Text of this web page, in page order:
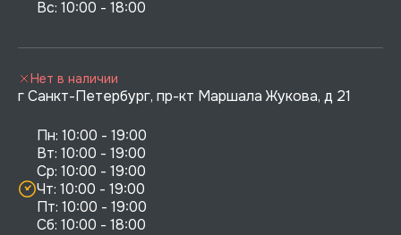
г Санкт-Петербург, пр-кт Маршала Жукова, д 21
Пн: 10:00 - 19:00
Вт: 10:00 - 19:00
Ср: 10:00 - 19:00
Чт: 10:00 - 19:00
Пт: 10:00 - 19:00
Сб: 10:00 - 18:00
Нет в наличии